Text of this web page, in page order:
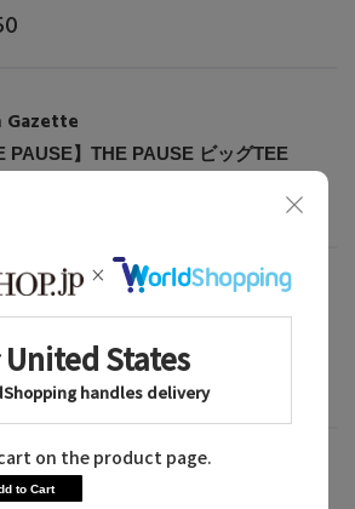
Gazette
PAUSE】THE PAUSE ビッグTEE
Gazette